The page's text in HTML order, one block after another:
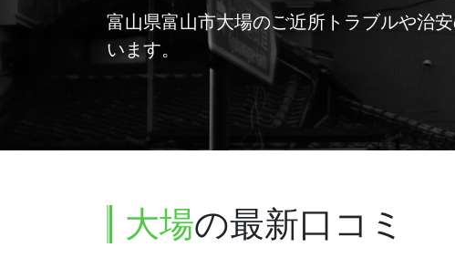
富山県富山市大場のご近所トラブルや治
います。
大場の最新口コミ